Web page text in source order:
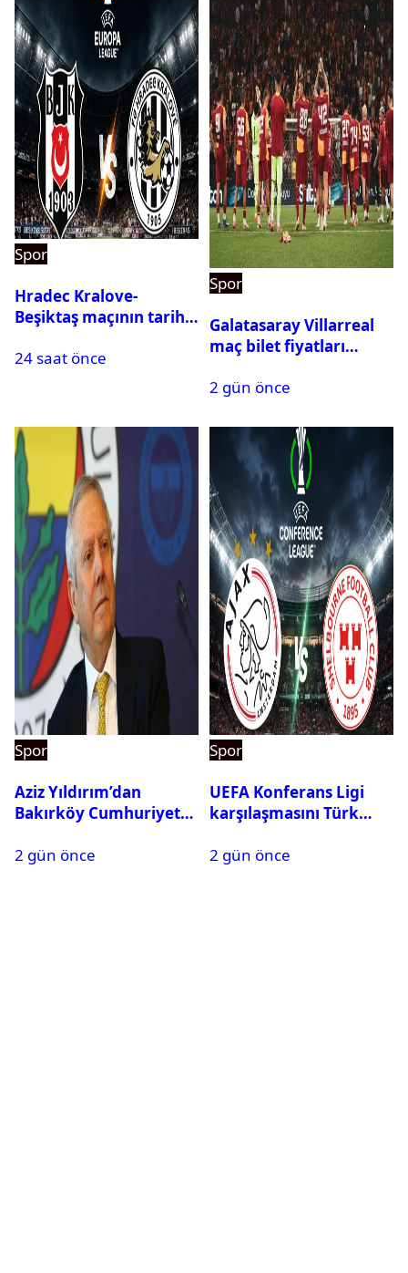
Spor
Hradec Kralove-
Beşiktaş maçının tarihi
24 saat önce
Spor
Galatasaray Villarreal
maç bilet fiyatları
2 gün önce
Spor
Aziz Yıldırım’dan
Bakırköy Cumhuriyet
duyurusu
2 gün önce
Spor
UEFA Konferans Ligi
karşılaşmasını Türk
2 gün önce